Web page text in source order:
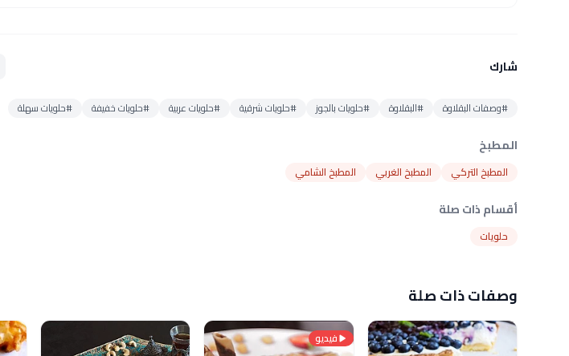
شارك
#وصفات البقلاوة #البقلاوة #حلويات بالجوز #حلويات شرقية #حلويات عربية #حلويات خفيفة #حلويات سهلة
المطبخ
المطبخ التركي المطبخ الغربي المطبخ الشامي
أقسام ذات صلة
حلويات
وصفات ذات صلة
فيديو